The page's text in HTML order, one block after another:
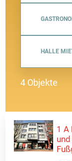
HALLE
4 Objekte
1 A